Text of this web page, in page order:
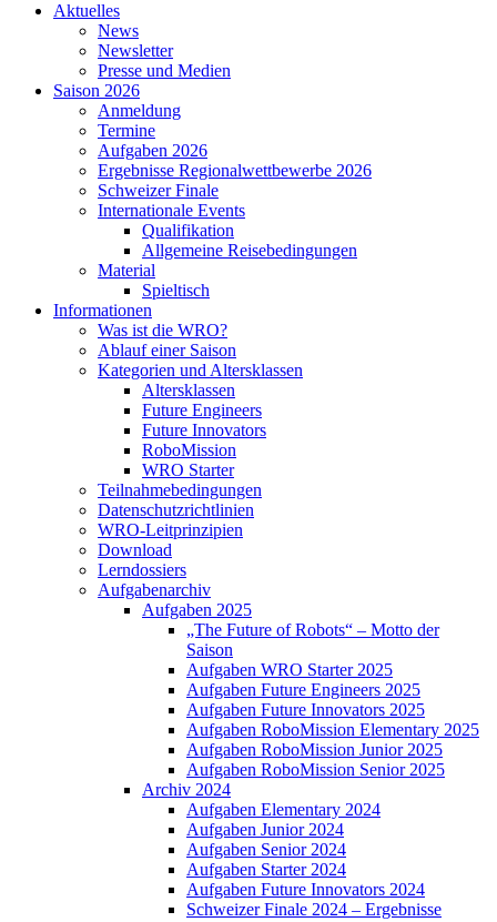
Aktuelles
News
Newsletter
Presse und Medien
Saison 2026
Anmeldung
Termine
Aufgaben 2026
Ergebnisse Regionalwettbewerbe 2026
Schweizer Finale
Internationale Events
Qualifikation
Allgemeine Reisebedingungen
Material
Spieltisch
Informationen
Was ist die WRO?
Ablauf einer Saison
Kategorien und Altersklassen
Altersklassen
Future Engineers
Future Innovators
RoboMission
WRO Starter
Teilnahmebedingungen
Datenschutzrichtlinien
WRO-Leitprinzipien
Download
Lerndossiers
Aufgabenarchiv
Aufgaben 2025
„The Future of Robots“ – Motto der
Saison
Aufgaben WRO Starter 2025
Aufgaben Future Engineers 2025
Aufgaben Future Innovators 2025
Aufgaben RoboMission Elementary 2025
Aufgaben RoboMission Junior 2025
Aufgaben RoboMission Senior 2025
Archiv 2024
Aufgaben Elementary 2024
Aufgaben Junior 2024
Aufgaben Senior 2024
Aufgaben Starter 2024
Aufgaben Future Innovators 2024
Schweizer Finale 2024 – Ergebnisse